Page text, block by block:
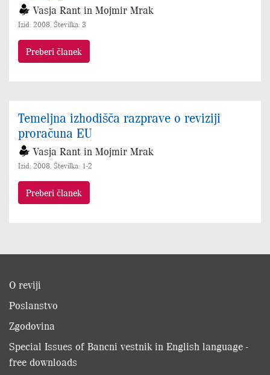
Vasja Rant in Mojmir Mrak
Izid: 2008, Številka: 3
Preberi članek
Temeljna izhodišča razprave o reviziji
proračuna EU
Vasja Rant in Mojmir Mrak
Izid: 2008, Številka: 1-2
Preberi članek
O reviji
Poslanstvo
Zgodovina
Special Issues of Bancni vestnik in English language -
free downloads